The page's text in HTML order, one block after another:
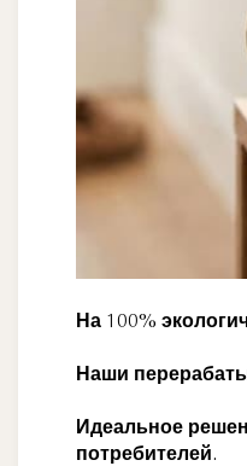
На 100%
Наши
Идеальное
потребителей.